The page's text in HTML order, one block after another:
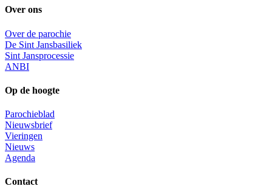
Over ons
Over de parochie
De Sint Jansbasiliek
Sint Jansprocessie
ANBI
Op de hoogte
Parochieblad
Nieuwsbrief
Vieringen
Nieuws
Agenda
Contact